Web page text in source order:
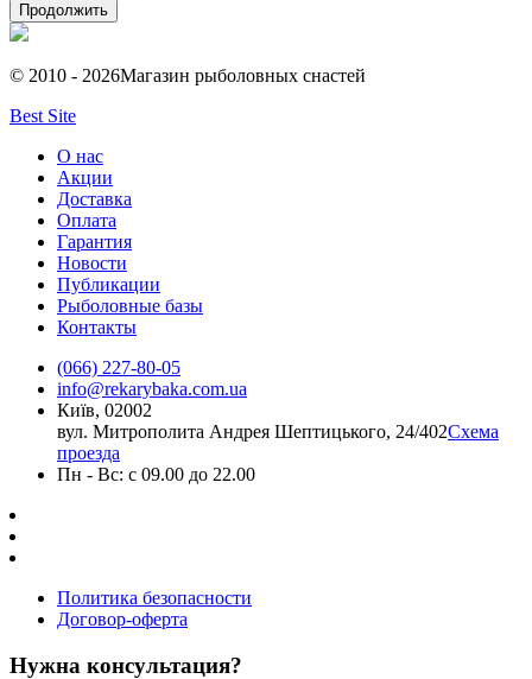
Продолжить
© 2010 - 2026Магазин рыболовных снастей
Best Site
О нас
Акции
Доставка
Оплата
Гарантия
Новости
Публикации
Рыболовные базы
Контакты
(066) 227-80-05
info@rekarybaka.com.ua
Київ, 02002
вул. Митрополита Андрея Шептицького, 24/402Схема
проезда
Пн - Вс: с 09.00 до 22.00
Политика безопасности
Договор-оферта
Нужна консультация?